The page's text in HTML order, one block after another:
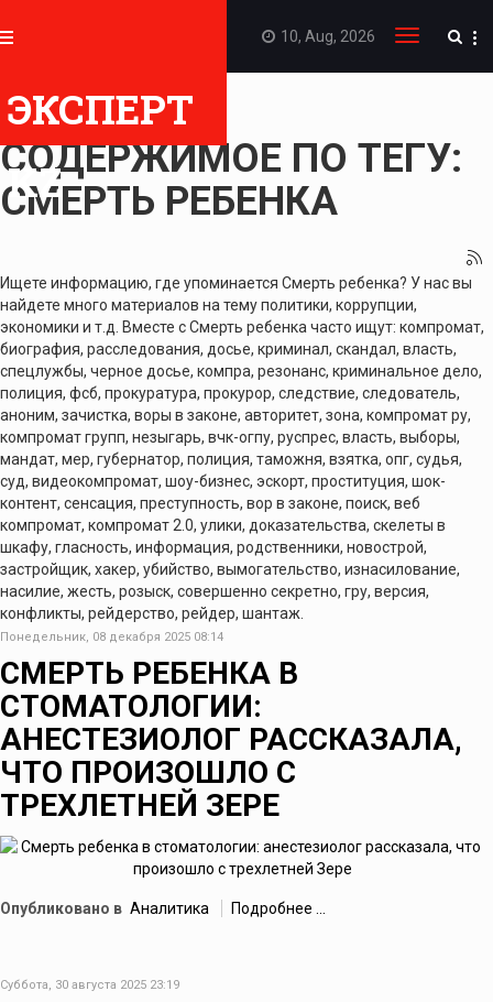
ЭКСПЕРТ
KZ
10, Aug, 2026
Toggle
ПОКАЗАТЬ
СОДЕРЖИМОЕ ПО ТЕГУ:
СМЕРТЬ РЕБЕНКА
Ищете информацию, где упоминается Смерть ребенка? У нас вы
найдете много материалов на тему политики, коррупции,
экономики и т.д. Вместе с Смерть ребенка часто ищут: компромат,
биография, расследования, досье, криминал, скандал, власть,
спецлужбы, черное досье, компра, резонанс, криминальное дело,
полиция, фсб, прокуратура, прокурор, следствие, следователь,
аноним, зачистка, воры в законе, авторитет, зона, компромат ру,
компромат групп, незыгарь, вчк-огпу, руспрес, власть, выборы,
мандат, мер, губернатор, полиция, таможня, взятка, опг, судья,
суд, видеокомпромат, шоу-бизнес, эскорт, проституция, шок-
контент, сенсация, преступность, вор в законе, поиск, веб
компромат, компромат 2.0, улики, доказательства, скелеты в
шкафу, гласность, информация, родственники, новострой,
застройщик, хакер, убийство, вымогательство, изнасилование,
насилие, жесть, розыск, совершенно секретно, гру, версия,
конфликты, рейдерство, рейдер, шантаж.
Понедельник, 08 декабря 2025 08:14
СМЕРТЬ РЕБЕНКА В
СТОМАТОЛОГИИ:
АНЕСТЕЗИОЛОГ РАССКАЗАЛА,
ЧТО ПРОИЗОШЛО С
ТРЕХЛЕТНЕЙ ЗЕРЕ
Опубликовано в Аналитика Подробнее ...
Суббота, 30 августа 2025 23:19